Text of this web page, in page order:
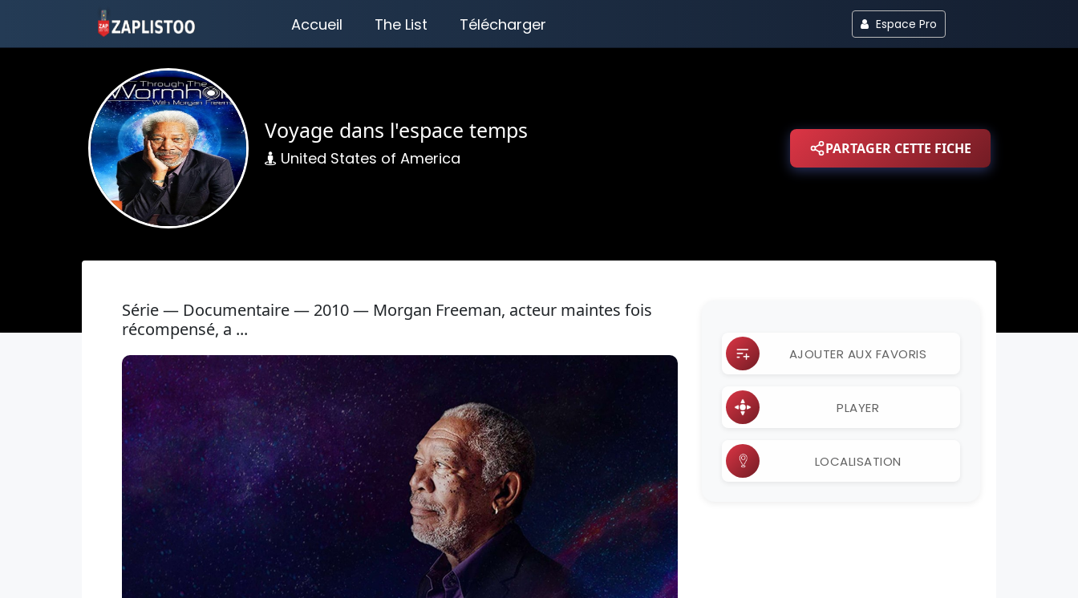
Accueil The List Télécharger Espace Pro
Voyage dans l'espace temps
United States of America PARTAGER CETTE FICHE
Série — Documentaire — 2010 — Morgan Freeman, acteur maintes fois
récompensé, a ...
AJOUTER AUX FAVORIS
PLAYER
LOCALISATION